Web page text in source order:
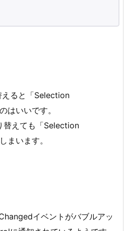
ると「Selection
はいいです。
替えても「Selection
まいます。
イベントがバブルアッ